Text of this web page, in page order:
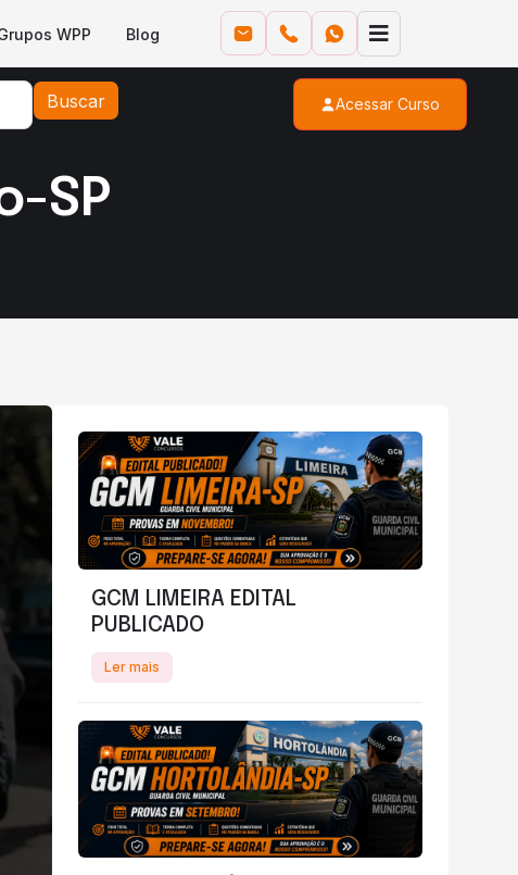
WPP Blog
Buscar Acessar Curso
SP
GCM LIMEIRA EDITAL
PUBLICADO
Ler mais